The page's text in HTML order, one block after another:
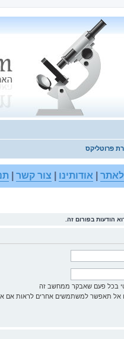
לאתר אודותינו צור קשר |
הודעות בפורום זה.
בכל פעם שאבקר ממחשב זה
אל תאפשר למשתמשים אחרים לראות אם